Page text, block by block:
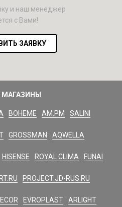
и наш менеджер
с Вами!
ЗАЯВКУ
BOHEME AM.PM SALINI
GROSSMAN AQWELLA
HISENSE ROYAL CLIMA FUNAI
PROJECT.JD-RUS.RU
EVROPLAST ARLIGHT